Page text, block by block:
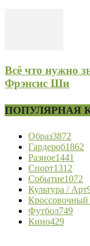
Всё что нужно
Фрэнсис Ши
ПОПУЛЯРНАЯ
Образ3872
Гардероб1862
Разное1441
Спорт1312
Событие1072
Культура / Арт
Кроссовочный
Футбол749
Кино429